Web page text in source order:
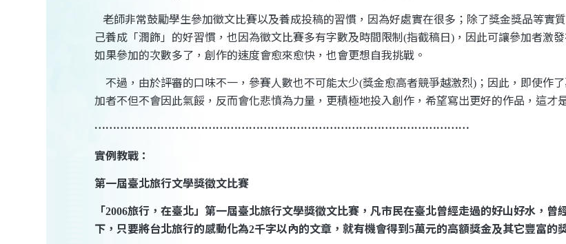
老師非常鼓勵學生參加徵文比賽以及養成投稿的習慣，因為好處實在很多；除了獎金獎品等實
己養成「潤飾」的好習慣，也因為徵文比賽多有字數及時間限制(指截稿日) ，因此可讓參加者激
如果參加的次數多了，創作的速度會愈來愈快，也會更想自我挑戰。
不過，由於評審的口味不一，參賽人數也不可能太少(獎金愈高者競爭越激烈) ；因此，即使作
加者不但不會因此氣餒，反而會化悲憤為力量，更積極地投入創作，希望寫出更好的作品，這才
…………………………………………………………………………………………
實例教戰：
第一屆臺北旅行文學獎徵文比賽
「2006旅行，在臺北」第一屆臺北旅行文學獎徵文比賽，凡市民在臺北曾經走過的好山好水，
下，只要將台北旅行的感動化為2千字以內的文章，就有機會得到5萬元的高額獎金及其它豐富的